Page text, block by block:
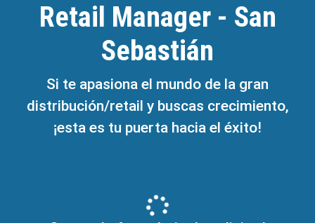
Retail Manager - San
Sebastián
Si te apasiona el mundo de la gran
distribución/retail y buscas crecimiento,
¡esta es tu puerta hacia el éxito!